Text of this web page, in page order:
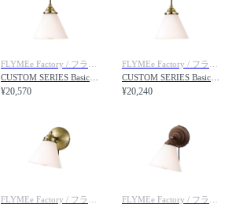
¥20,570 ¥20,240